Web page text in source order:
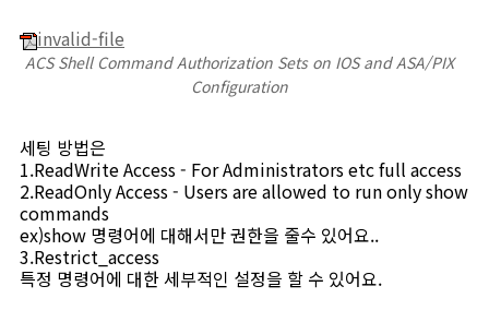
invalid-file
ACS Shell Command Authorization Sets on IOS and ASA/PIX
Configuration
세팅 방법은
1.ReadWrite Access - For Administrators etc full access
2.ReadOnly Access - Users are allowed to run only show
commands
ex)show 명령어에 대해서만 권한을 줄수 있어요..
3.Restrict_access
특정 명령어에 대한 세부적인 설정을 할 수 있어요.